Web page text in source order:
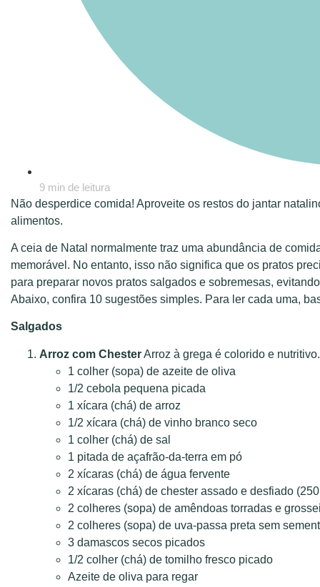
9 min de leitura
Não desperdice comida! Aproveite os restos do jantar
alimentos.
A ceia de Natal normalmente traz uma abundância de
memorável. No entanto, isso não significa que os pratos
para preparar novos pratos salgados e sobremesas,
Abaixo, confira 10 sugestões simples. Para ler cada uma,
Salgados
Arroz com ChesterArroz à grega é colorido e nutritivo.
1 colher (sopa) de azeite de oliva
1/2 cebola pequena picada
1 xícara (chá) de arroz
1/2 xícara (chá) de vinho branco seco
1 colher (chá) de sal
1 pitada de açafrão-da-terra em pó
2 xícaras (chá) de água fervente
2 xícaras (chá) de chester assado e desfiado
2 colheres (sopa) de amêndoas torradas e
2 colheres (sopa) de uva-passa preta sem
3 damascos secos picados
1/2 colher (chá) de tomilho fresco picado
Azeite de oliva para regar